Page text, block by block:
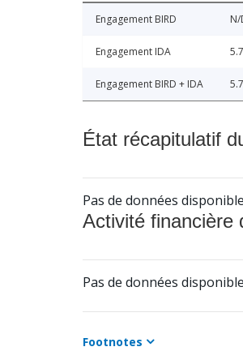
Engagement BIRD N/
Engagement IDA
Engagement BIRD + IDA
État récapitulatif
Pas de données
Activité financière
Pas de données
Footnotes